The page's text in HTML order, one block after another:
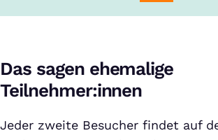
Das sagen ehemalige
Teilnehmer:innen
Jeder zweite Besucher findet auf